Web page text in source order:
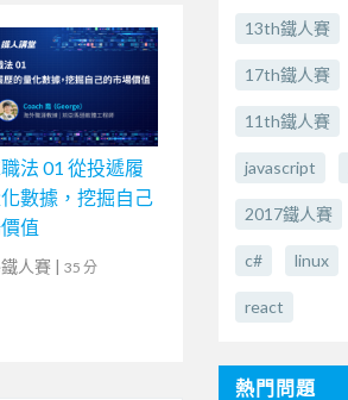
法 01 從投遞履
數據，挖掘自己
值
人賽 | 35 分
13th鐵人賽
17th鐵人賽
11th鐵人賽
javascript
2017鐵人賽
c# linux
react
熱門問題